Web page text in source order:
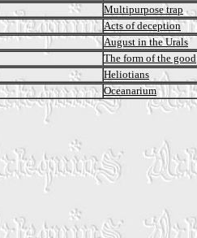
Multipurpose trap
Acts of deception
August in the Urals
The form of the good
Heliotians
Oceanarium